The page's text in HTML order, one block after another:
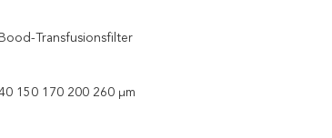
Bood-Transfusionsfilter
150 170 200 260 μm